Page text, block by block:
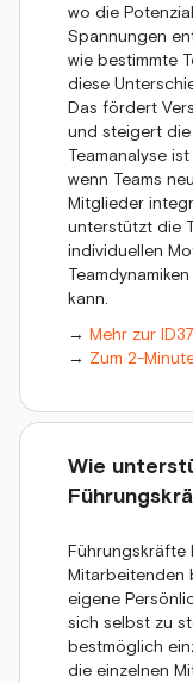
wo die
Spannungen
wie bestimmte
diese
Das fördert
und steigert die
Teamanalyse
wenn Teams
Mitglieder
unterstützt die
individuellen
kann.
→ Mehr zur
→ Zum 2-
Wie
Führungskräfte
Mitarbeitenden
eigene
sich selbst zu
bestmöglich
die einzelnen